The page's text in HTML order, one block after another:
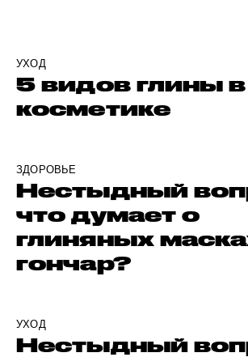
УХОД
5 видов глины в
косметике
ЗДОРОВЬЕ
Нестыдный
что думает о
глиняных
гончар?
УХОД
Нестыдный